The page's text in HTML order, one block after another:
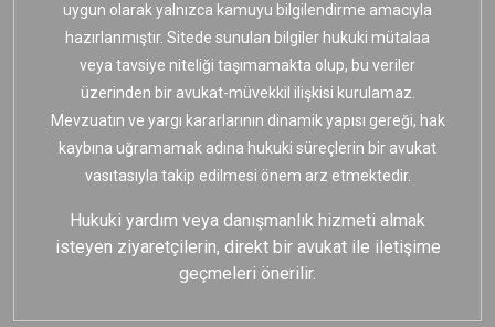
uygun olarak yalnızca kamuyu bilgilendirme amacıyla
hazırlanmıştır. Sitede sunulan bilgiler hukuki mütalaa
veya tavsiye niteliği taşımamakta olup, bu veriler
üzerinden bir avukat-müvekkil ilişkisi kurulamaz.
Mevzuatın ve yargı kararlarının dinamik yapısı gereği, hak
kaybına uğramamak adına hukuki süreçlerin bir avukat
vasıtasıyla takip edilmesi önem arz etmektedir.
Hukuki yardım veya danışmanlık hizmeti almak
isteyen ziyaretçilerin, direkt bir avukat ile iletişime
geçmeleri önerilir.